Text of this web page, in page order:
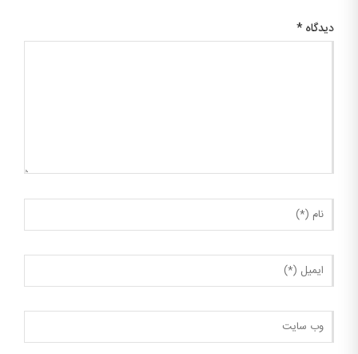
دیدگاه *